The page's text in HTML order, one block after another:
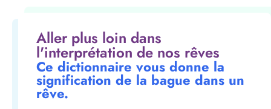
Aller plus loin dans
l'interprétation de nos rêves
Ce dictionnaire vous donne la
signification de la bague dans un
rêve.